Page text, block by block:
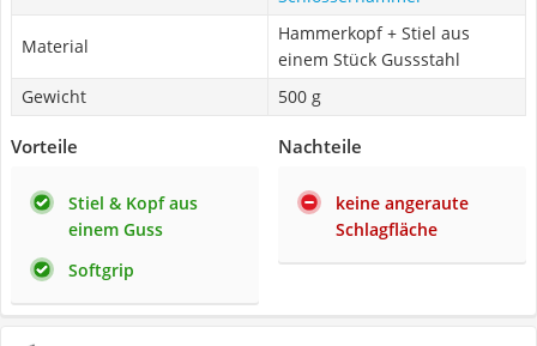
Material
Hammerkopf + Stiel aus
einem Stück Gussstahl
Gewicht
500 g
Vorteile
Stiel & Kopf aus
einem Guss
Softgrip
Nachteile
keine angeraute
Schlagfläche